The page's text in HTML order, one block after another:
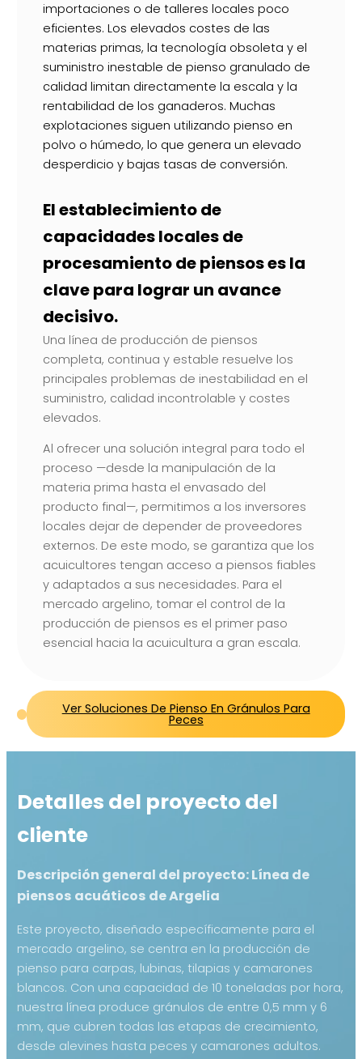
importaciones o de talleres locales poco
eficientes. Los elevados costes de las
materias primas, la tecnología obsoleta y el
suministro inestable de pienso granulado de
calidad limitan directamente la escala y la
rentabilidad de los ganaderos. Muchas
explotaciones siguen utilizando pienso en
polvo o húmedo, lo que genera un elevado
desperdicio y bajas tasas de conversión.
El establecimiento de
capacidades locales de
procesamiento de piensos es la
clave para lograr un avance
decisivo.
Una línea de producción de piensos
completa, continua y estable resuelve los
principales problemas de inestabilidad en el
suministro, calidad incontrolable y costes
elevados.
Al ofrecer una solución integral para todo el
proceso —desde la manipulación de la
materia prima hasta el envasado del
producto final—, permitimos a los inversores
locales dejar de depender de proveedores
externos. De este modo, se garantiza que los
acuicultores tengan acceso a piensos fiables
y adaptados a sus necesidades. Para el
mercado argelino, tomar el control de la
producción de piensos es el primer paso
esencial hacia la acuicultura a gran escala.
Ver Soluciones De Pienso En Gránulos Para
Peces
Detalles del proyecto del
cliente
Descripción general del proyecto: Línea de
piensos acuáticos de Argelia
Este proyecto, diseñado específicamente para el
mercado argelino, se centra en la producción de
pienso para carpas, lubinas, tilapias y camarones
blancos. Con una capacidad de 10 toneladas por hora,
nuestra línea produce gránulos de entre 0,5 mm y 6
mm, que cubren todas las etapas de crecimiento,
desde alevines hasta peces y camarones adultos.